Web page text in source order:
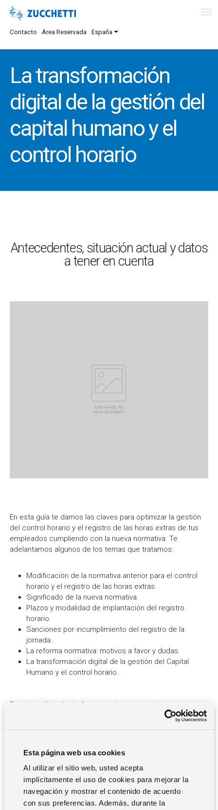
Esta página web usa cookies
Al utilizar el sitio web, usted acepta
implícitamente el uso de cookies para mejorar la
navegación y mostrar el contenido de acuerdo
con sus preferencias. Además, durante la
Contacto Área Reservada España
La transformación
digital de la gestión del
capital humano y el
control horario
Antecedentes, situación actual y datos
a tener en cuenta
En esta guía te damos las claves para optimizar la gestión
del control horario y el registro de las horas extras de tus
empleados cumpliendo con la nueva normativa. Te
adelantamos algunos de los temas que tratamos:
Modificación de la normativa anterior para el control
horario y el registro de las horas extras.
Significado de la nueva normativa.
Plazos y modalidad de implantación del registro
horario.
Sanciones por incumplimiento del registro de la
jornada.
La reforma normativa: motivos a favor y dudas.
La transformación digital de la gestión del Capital
Humano y el control horario.
Puedes solicitarla de forma totalmente gratuita.
ACCEDE AL SUMARIO EJECUTIVO